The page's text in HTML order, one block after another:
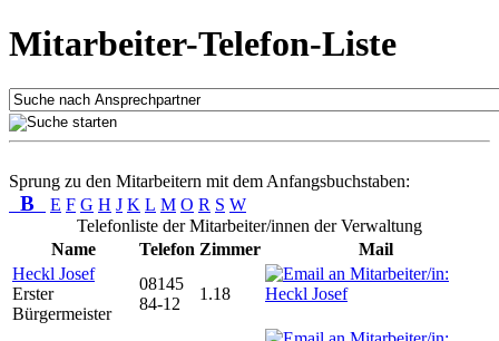
Mitarbeiter-Telefon-Liste
Sprung zu den Mitarbeitern mit dem Anfangsbuchstaben:
B E F G H J K L M O R S W
Telefonliste der Mitarbeiter/innen der Verwaltung
Name
Telefon Zimmer
Mail
Heckl Josef
Erster
Bürgermeister
08145
84-12
1.18